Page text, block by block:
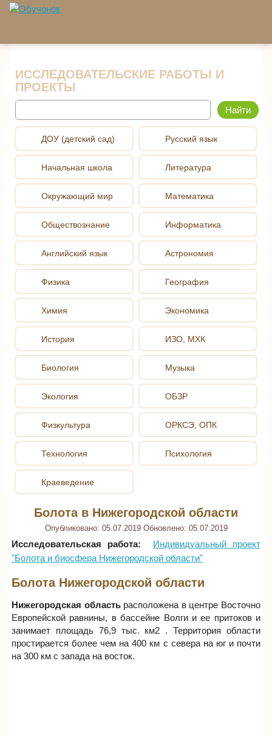
Перейти к основному содержанию
ИССЛЕДОВАТЕЛЬСКИЕ РАБОТЫ И
ПРОЕКТЫ
ДОУ (детский сад)
Начальная школа
Окружающий мир
Обществознание
Английский язык
Русский язык
Литература
Математика
Информатика
Астрономия
Физика
Химия
История
Биология
Экология
География
Экономика
ИЗО, МХК
Музыка
ОБЗР
Физкультура
Технология
Краеведение
ОРКСЭ, ОПК
Психология
Болота в Нижегородской области
Опубликовано: 05.07.2019 Обновлено: 05.07.2019
Исследовательская работа:
Индивидуальный проект
"Болота и биосфера Нижегородской области"
Болота Нижегородской области
Нижегородская областьрасположена в центре Восточно
Европейской равнины, в бассейне Волги и ее притоков и
занимает площадь 76,9 тыс. км2 . Территория области
простирается более чем на 400 км с севера на юг и почти
на 300 км с запада на восток.